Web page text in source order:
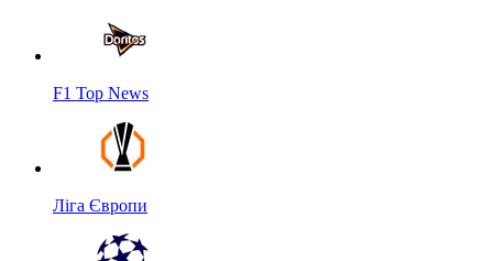
F1 Top News
Ліга Європи